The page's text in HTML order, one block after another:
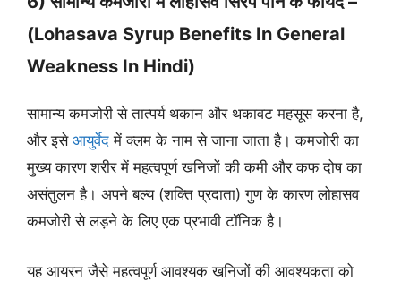
(Lohasava Syrup Benefits In General
Weakness In Hindi)
सामान्य कमजोरी से तात्पर्य थकान और थकावट महसूस करना है,
और इसे आयुर्वेद में क्लम के नाम से जाना जाता है। कमजोरी का
मुख्य कारण शरीर में महत्वपूर्ण खनिजों की कमी और कफ दोष का
असंतुलन है। अपने बल्य (शक्ति प्रदाता) गुण के कारण लोहासव
कमजोरी से लड़ने के लिए एक प्रभावी टॉनिक है।
यह आयरन जैसे महत्वपूर्ण आवश्यक खनिजों की आवश्यकता को